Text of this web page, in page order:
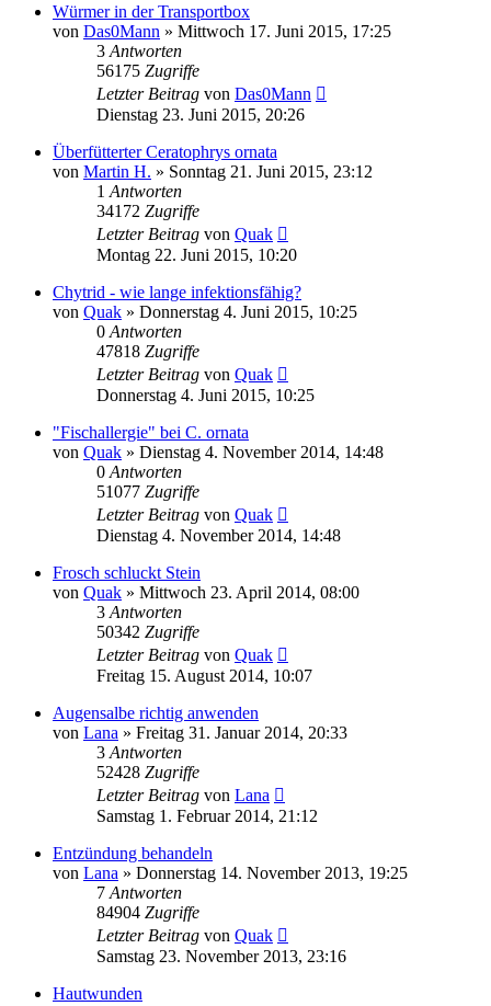
Würmer in der Transportbox
von Das0Mann » Mittwoch 17. Juni 2015, 17:25
3 Antworten
56175 Zugriffe
Letzter Beitrag von Das0Mann
Dienstag 23. Juni 2015, 20:26
Überfütterter Ceratophrys ornata
von Martin H. » Sonntag 21. Juni 2015, 23:12
1 Antworten
34172 Zugriffe
Letzter Beitrag von Quak
Montag 22. Juni 2015, 10:20
Chytrid - wie lange infektionsfähig?
von Quak » Donnerstag 4. Juni 2015, 10:25
0 Antworten
47818 Zugriffe
Letzter Beitrag von Quak
Donnerstag 4. Juni 2015, 10:25
"Fischallergie" bei C. ornata
von Quak » Dienstag 4. November 2014, 14:48
0 Antworten
51077 Zugriffe
Letzter Beitrag von Quak
Dienstag 4. November 2014, 14:48
Frosch schluckt Stein
von Quak » Mittwoch 23. April 2014, 08:00
3 Antworten
50342 Zugriffe
Letzter Beitrag von Quak
Freitag 15. August 2014, 10:07
Augensalbe richtig anwenden
von Lana » Freitag 31. Januar 2014, 20:33
3 Antworten
52428 Zugriffe
Letzter Beitrag von Lana
Samstag 1. Februar 2014, 21:12
Entzündung behandeln
von Lana » Donnerstag 14. November 2013, 19:25
7 Antworten
84904 Zugriffe
Letzter Beitrag von Quak
Samstag 23. November 2013, 23:16
Hautwunden